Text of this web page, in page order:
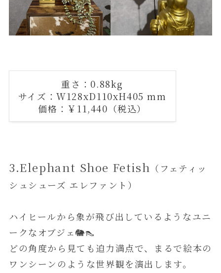
重さ：0.88kg
サイズ：W128xD110xH405 mm
価格：￥11,440（税込）
3.Elephant Shoe Fetish （フェティッ
シュシューズ エレファント）
ハイヒールから象が飛び出しているようなユニ
ークなオブジェ🐘👠
どの角度から見ても迫力満点で、まるで絵本の
ワンシーンのような世界観を演出します。